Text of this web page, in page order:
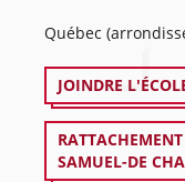
Québec
JOINDRE
SAMUEL-DE